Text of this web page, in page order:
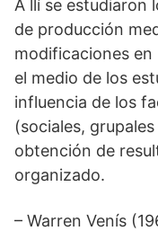
A llí se estudiaron
de producción
modificaciones en
el medio de los
influencia de los
(sociales,
obtención de
organizado.
– Warren Venís